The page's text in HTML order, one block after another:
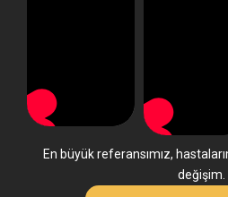
En büyük referansımız,
değişim.